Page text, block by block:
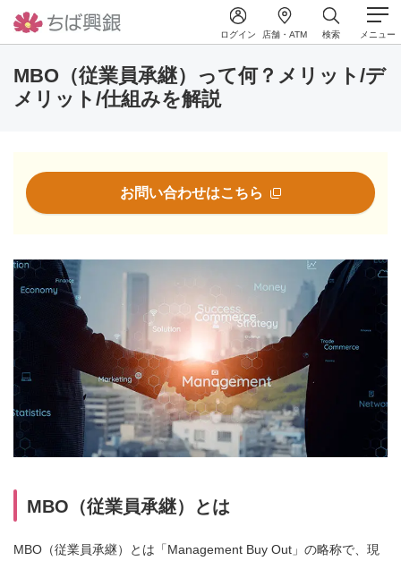
ログイン 店舗・ATM 検索 メニュー
MBO（従業員承継）って何？メリット/デ
メリット/仕組みを解説
お問い合わせはこちら
MBO（従業員承継）とは
MBO（従業員承継）とは「Management Buy Out」の略称で、現